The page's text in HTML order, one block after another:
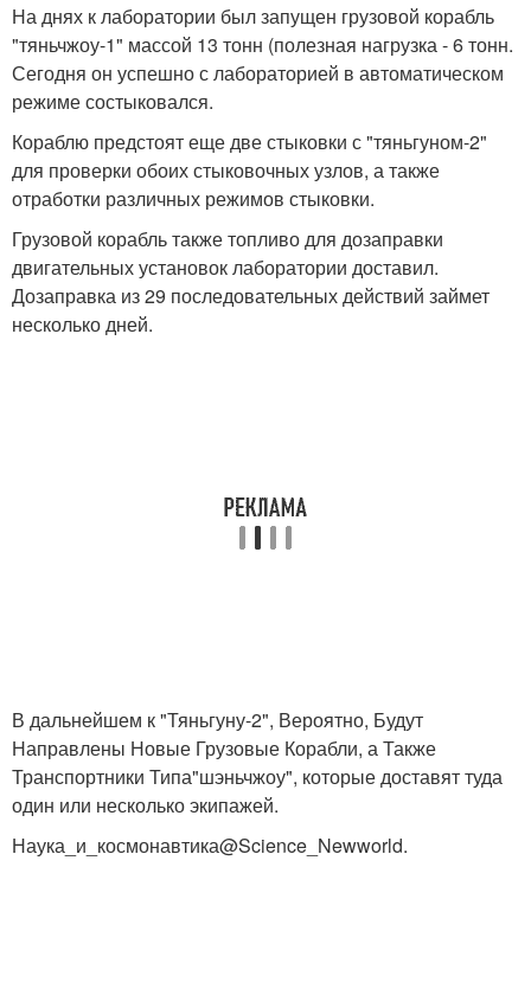
На днях к лаборатории был запущен грузовой корабль
"тяньчжоу-1" массой 13 тонн (полезная нагрузка - 6 тонн.
Сегодня он успешно с лабораторией в автоматическом
режиме состыковался.
Кораблю предстоят еще две стыковки с "тяньгуном-2"
для проверки обоих стыковочных узлов, а также
отработки различных режимов стыковки.
Грузовой корабль также топливо для дозаправки
двигательных установок лаборатории доставил.
Дозаправка из 29 последовательных действий займет
несколько дней.
В дальнейшем к "Тяньгуну-2", Вероятно, Будут
Направлены Новые Грузовые Корабли, а Также
Транспортники Типа"шэньчжоу", которые доставят туда
один или несколько экипажей.
Наука_и_космонавтика@Science_Newworld.